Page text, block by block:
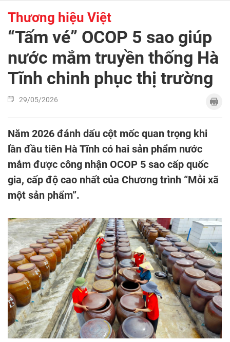
Thương hiệu Việt
“Tấm vé” OCOP 5 sao giúp
nước mắm truyền thống Hà
Tĩnh chinh phục thị trường
29/05/2026
Năm 2026 đánh dấu cột mốc quan trọng khi
lần đầu tiên Hà Tĩnh có hai sản phẩm nước
mắm được công nhận OCOP 5 sao cấp quốc
gia, cấp độ cao nhất của Chương trình “Mỗi xã
một sản phẩm”.